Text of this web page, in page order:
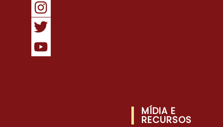
MÍDIA E
RECURSOS